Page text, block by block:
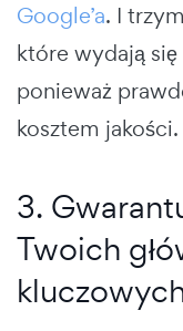
Google’a. I
które wydają
ponieważ
kosztem jakości.
3.
Twoich